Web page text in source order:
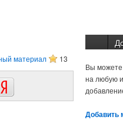
материал 13
Вы можете
на любую
Добавить